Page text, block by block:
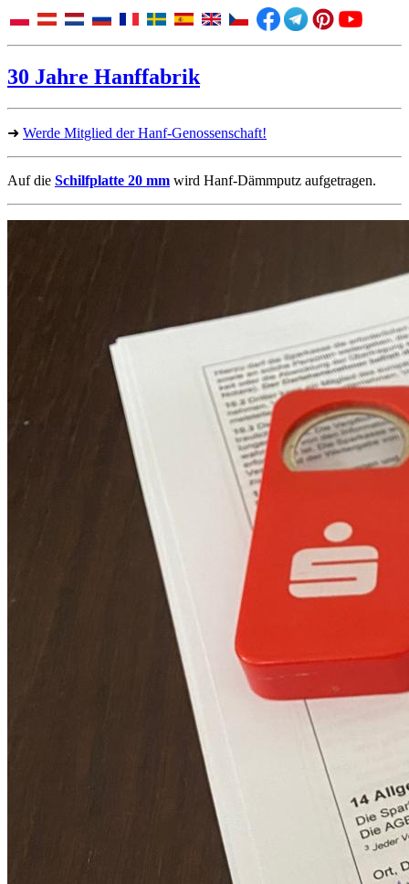
30 Jahre Hanffabrik
➜ Werde Mitglied der Hanf-Genossenschaft!
Auf die Schilfplatte 20 mm wird Hanf-Dämmputz aufgetragen.